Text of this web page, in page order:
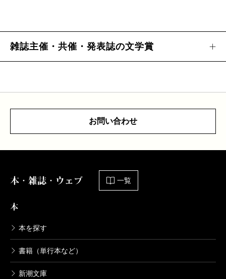
雑誌主催・共催・発表誌の文学賞
お問い合わせ
本・雑誌・ウェブ 一覧
本
本を探す
書籍（単行本など）
新潮文庫